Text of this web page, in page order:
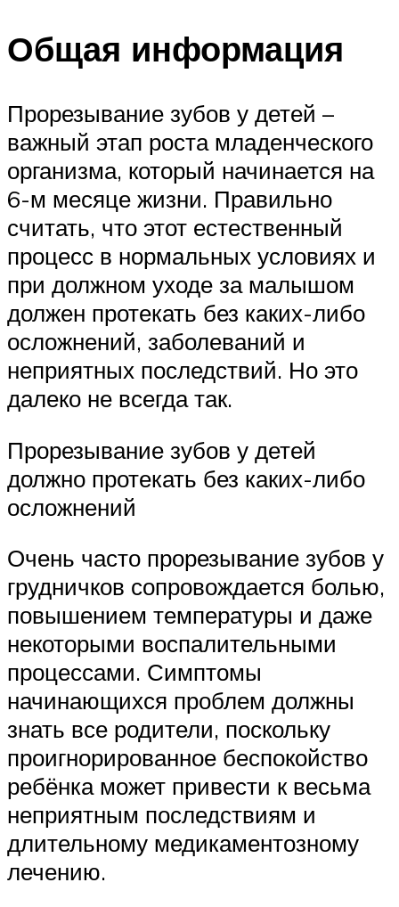
Общая информация
Прорезывание зубов у детей –
важный этап роста младенческого
организма, который начинается на
6-м месяце жизни. Правильно
считать, что этот естественный
процесс в нормальных условиях и
при должном уходе за малышом
должен протекать без каких-либо
осложнений, заболеваний и
неприятных последствий. Но это
далеко не всегда так.
Прорезывание зубов у детей
должно протекать без каких-либо
осложнений
Очень часто прорезывание зубов у
грудничков сопровождается болью,
повышением температуры и даже
некоторыми воспалительными
процессами. Симптомы
начинающихся проблем должны
знать все родители, поскольку
проигнорированное беспокойство
ребёнка может привести к весьма
неприятным последствиям и
длительному медикаментозному
лечению.